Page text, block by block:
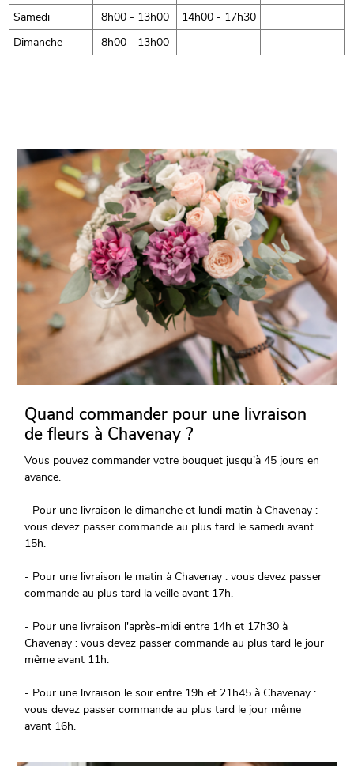
Samedi 8h00 - 13h00
14h00 - 17h30
Dimanche
8h00 - 13h00
Quand commander pour une livraison
de fleurs à Chavenay ?
Vous pouvez commander votre bouquet jusqu’à 45 jours en
avance.
- Pour une livraison le dimanche et lundi matin à Chavenay :
vous devez passer commande au plus tard le samedi avant
15h.
- Pour une livraison le matin à Chavenay : vous devez passer
commande au plus tard la veille avant 17h.
- Pour une livraison l'après-midi entre 14h et 17h30 à
Chavenay : vous devez passer commande au plus tard le jour
même avant 11h.
- Pour une livraison le soir entre 19h et 21h45 à Chavenay :
vous devez passer commande au plus tard le jour même
avant 16h.